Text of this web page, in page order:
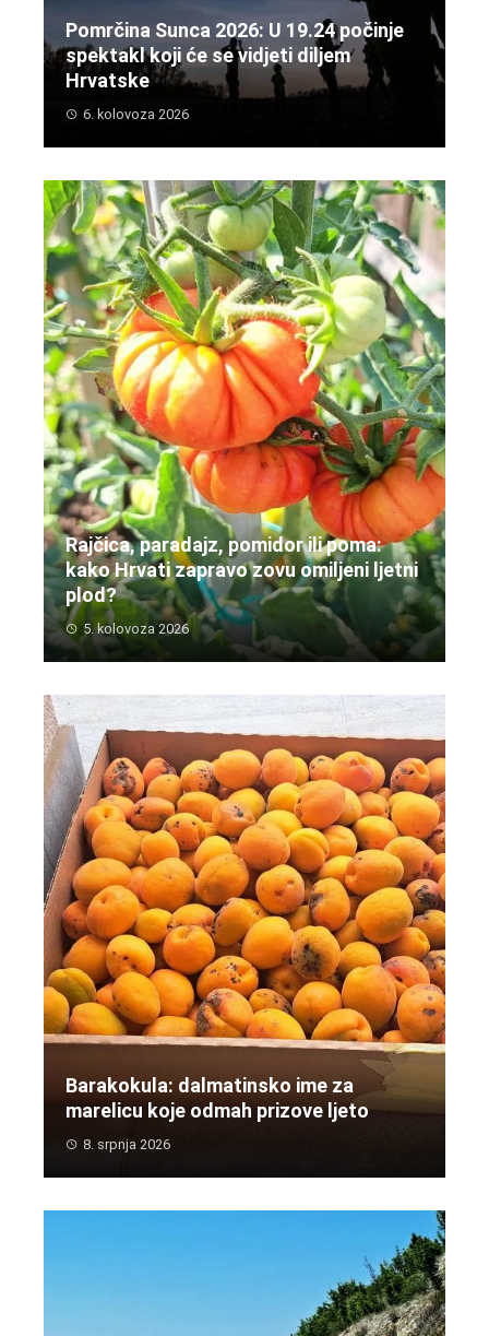
Pomrčina Sunca 2026: U 19.24 počinje
spektakl koji će se vidjeti diljem
Hrvatske
6. kolovoza 2026
Rajčica, paradajz, pomidor ili poma:
kako Hrvati zapravo zovu omiljeni ljetni
plod?
5. kolovoza 2026
Barakokula: dalmatinsko ime za
marelicu koje odmah prizove ljeto
8. srpnja 2026